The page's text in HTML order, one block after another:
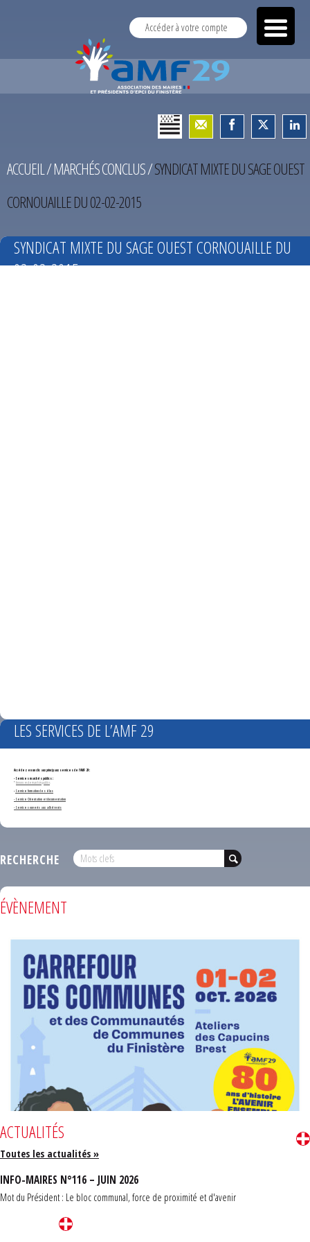
Accéder à votre compte
ACCUEIL/MARCHÉS CONCLUS/SYNDICAT MIXTE DU SAGE OUEST
CORNOUAILLE DU 02-02-2015
SYNDICAT MIXTE DU SAGE OUEST CORNOUAILLE DU
02-02-2015
LES SERVICES DE L’AMF 29
Accédez en un clic aux principaux services de l'AMF 29 :
- Services marchés publics :
*Annonces de marchés publics
-Service formation des élus
- Service Orientation et documentation
- Services ouverts aux adhérents
RECHERCHE
ÉVÈNEMENT
ACTUALITÉS
Toutes les actualités »
INFO-MAIRES N°116 – JUIN 2026
Mot du Président : Le bloc communal, force de proximité et d'avenir